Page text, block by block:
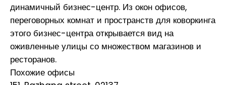
динамичный бизнес-центр. Из окон офисов,
переговорных комнат и пространств для коворкинга
этого бизнес-центра открывается вид на
оживленные улицы со множеством магазинов и
ресторанов.
Похожие офисы